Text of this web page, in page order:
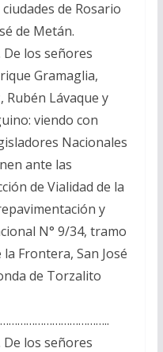
de Rosario
de Metán.
De los señores
Gramaglia,
Rubén Lávaque y
viendo con
Nacionales
ante las
de Vialidad de la
y
N° 9/34, tramo
Frontera, San José
de Torzalito
De los señores